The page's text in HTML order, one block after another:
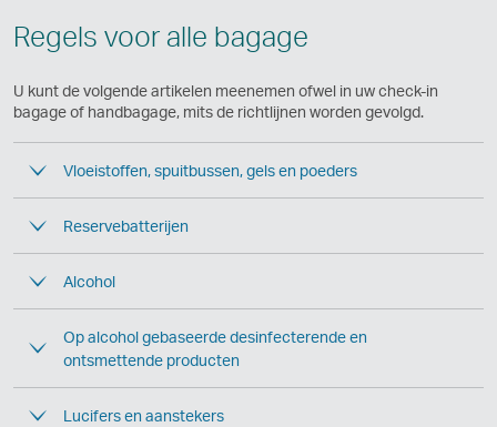
e
e
n
Regels voor alle bagage
U kunt de volgende artikelen meenemen ofwel in uw check-in
bagage of handbagage, mits de richtlijnen worden gevolgd.
Vloeistoffen, spuitbussen, gels en poeders
Reservebatterijen
Alcohol
Op alcohol gebaseerde desinfecterende en
ontsmettende producten
Lucifers en aanstekers